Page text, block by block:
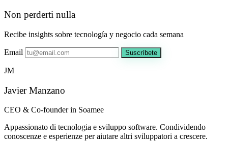
Non perderti nulla
Recibe insights sobre tecnología y negocio cada semana
Email Suscríbete
JM
Javier Manzano
CEO & Co-founder in Soamee
Appassionato di tecnologia e sviluppo software. Condividendo
conoscenze e esperienze per aiutare altri sviluppatori a crescere.